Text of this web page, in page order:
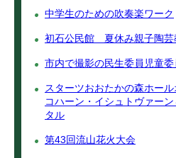
中学生のための吹奏楽ワーク
初石公民館 夏休み親子陶芸
市内で撮影の民生委員児童
スターツおおたかの森ホー
コハーン・イシュトヴァー
タル
第43回流山花火大会